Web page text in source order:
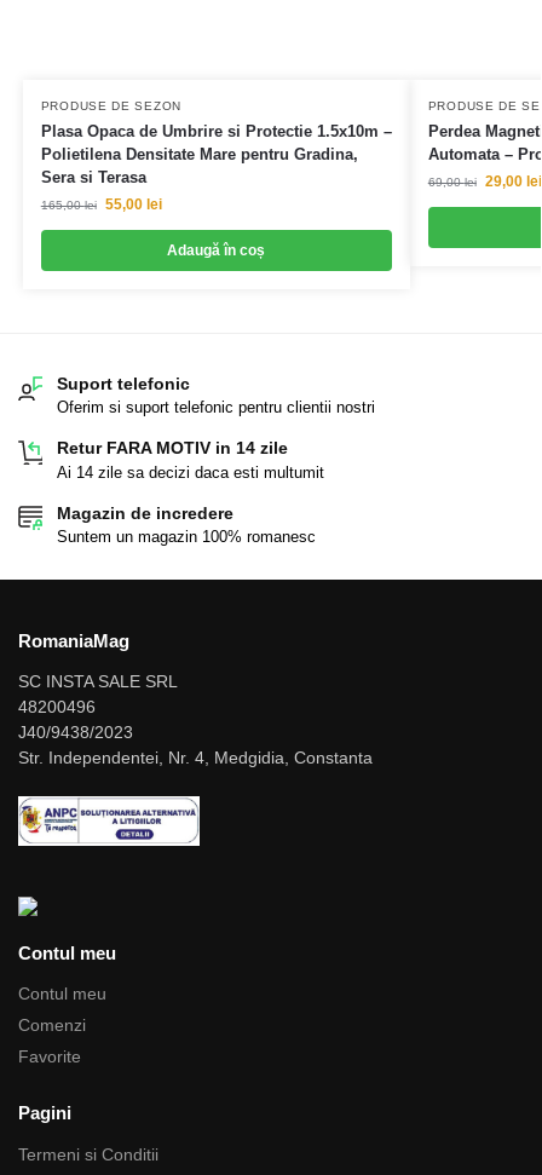
PRODUSE DE SEZON
Plasa Opaca de Umbrire si Protectie 1.5x10m –
Polietilena Densitate Mare pentru Gradina,
Sera si Terasa
165,00lei 55,00 lei
Adaugă în coș
PRODUSE DE
Perdea
Automata –
69,00lei 29,00 lei
Suport telefonic
Oferim si suport telefonic pentru clientii nostri
Retur FARA MOTIV in 14 zile
Ai 14 zile sa decizi daca esti multumit
Magazin de incredere
Suntem un magazin 100% romanesc
RomaniaMag
SC INSTA SALE SRL
48200496
J40/9438/2023
Str. Independentei, Nr. 4, Medgidia, Constanta
Contul meu
Contul meu
Comenzi
Favorite
Pagini
Termeni si Conditii